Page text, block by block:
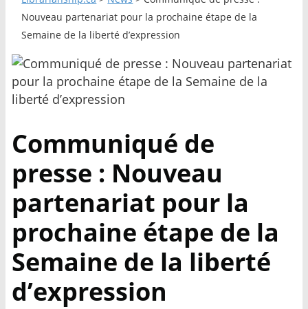
Nouveau partenariat pour la prochaine étape de la
Semaine de la liberté d’expression
Communiqué de
presse : Nouveau
partenariat pour la
prochaine étape de la
Semaine de la liberté
d’expression